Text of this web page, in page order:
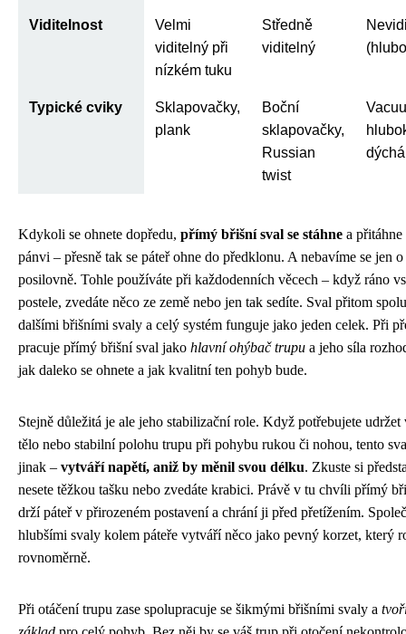
Viditelnost
Velmi
viditelný při
nízkém tuku
Středně
viditelný
Typické cviky
Sklapovačky,
plank
Boční
sklapovačky,
Russian
twist
Kdykoli se ohnete dopředu, přímý břišní sval se stáhne a
pánvi – přesně tak se páteř ohne do předklonu. A nebavíme se jen
posilovně. Tohle používáte při každodenních věcech – když ráno
postele, zvedáte něco ze země nebo jen tak sedíte. Sval přitom
dalšími břišními svaly a celý systém funguje jako jeden celek. Při
pracuje přímý břišní sval jako hlavní ohýbač trupu a jeho síla
jak daleko se ohnete a jak kvalitní ten pohyb bude.
Stejně důležitá je ale jeho stabilizační role. Když potřebujete udržet
tělo nebo stabilní polohu trupu při pohybu rukou či nohou, tento
jinak – vytváří napětí, aniž by měnil svou délku. Zkuste si
nesete těžkou tašku nebo zvedáte krabici. Právě v tu chvíli přímý
drží páteř v přirozeném postavení a chrání ji před přetížením.
hlubšími svaly kolem páteře vytváří něco jako pevný korzet, který
rovnoměrně.
Při otáčení trupu zase spolupracuje se šikmými břišními svaly a